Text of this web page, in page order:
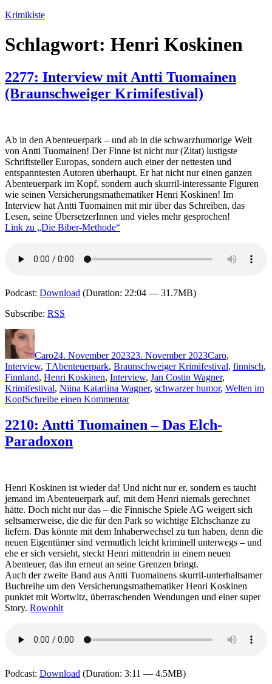
Zum
springen
Krimikiste
Schlagwort: Henri Koskinen
2277: Interview mit Antti Tuomainen
(Braunschweiger Krimifestival)
Ab in den Abenteuerpark – und ab in die schwarzhumorige Welt
von Antti Tuomainen! Der Finne ist nicht nur (Zitat) lustigste
Schriftsteller Europas, sondern auch einer der nettesten und
entspanntesten Autoren überhaupt. Er hat nicht nur einen ganzen
Abenteuerpark im Kopf, sondern auch skurril-interessante Figuren
wie seinen Versicherungsmathematiker Henri Koskinen! Im
Interview hat Antti Tuomainen mit mir über das Schreiben, das
Lesen, seine ÜbersetzerInnen und vieles mehr gesprochen!
Link zu „Die Biber-Methode“
Podcast: Download (Duration: 22:04 — 31.7MB)
Subscribe: RSS
Autor
Caro24. November 202323. November 2023Caro,
Interview, TSchlagwörter
Abenteuerpark, Braunschweiger Krimifestival, finnisch,
Finnland, Henri Koskinen, Interview, Jan Costin Wagner,
Krimifestival, Niina Katariina Wagner, schwarzer humor, Welten im
KopfSchreibe einen Kommentarzu
Interview
mit
2210: Antti Tuomainen – Das Elch-
Paradoxon
Henri Koskinen ist wieder da! Und nicht nur er, sondern es taucht
jemand im Abenteuerpark auf, mit dem Henri niemals gerechnet
hätte. Doch nicht nur das – die Finnische Spiele AG weigert sich
seltsamerweise, die die für den Park so wichtige Elchschanze zu
liefern. Das könnte mit dem Inhaberwechsel zu tun haben, denn die
neuen Eigentümer sind vermutlich leicht kriminell unterwegs – und
ehe er sich versieht, steckt Henri mittendrin in einem neuen
Abenteuer, das ihn erneut an seine Grenzen bringt.
Auch der zweite Band aus Antti Tuomainens skurril-unterhaltsamer
Buchreihe um den Versicherungsmathematiker Henri Koskinen
punktet mit Wortwitz, überraschenden Wendungen und einer super
Story. Rowohlt
Podcast: Download (Duration: 3:11 — 4.5MB)